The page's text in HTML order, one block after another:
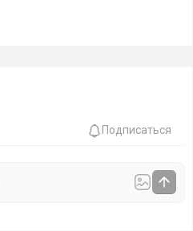
Подписаться